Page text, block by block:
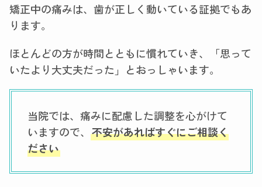
矯正中の痛みは、歯が正しく動いている証拠でもあ
ります。
ほとんどの方が時間とともに慣れていき、「思って
いたより大丈夫だった」とおっしゃいます。
当院では、痛みに配慮した調整を心がけて
いますので、 不安があればすぐにご相談く
ださい